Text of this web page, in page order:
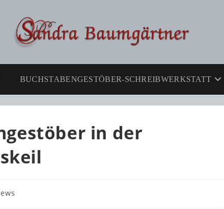
BUCHSTABENGESTÖBER-SCHREIBWERKSTATT
in der